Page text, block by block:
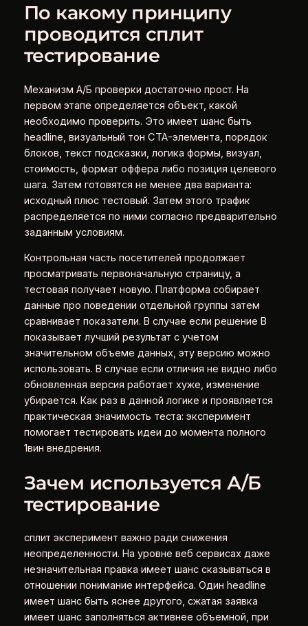
По какому принципу
проводится сплит
тестирование
Механизм А/Б проверки достаточно прост. На
первом этапе определяется объект, какой
необходимо проверить. Это имеет шанс быть
headline, визуальный тон CTA-элемента, порядок
блоков, текст подсказки, логика формы, визуал,
стоимость, формат оффера либо позиция целевого
шага. Затем готовятся не менее два варианта:
исходный плюс тестовый. Затем этого трафик
распределяется по ними согласно предварительно
заданным условиям.
Контрольная часть посетителей продолжает
просматривать первоначальную страницу, а
тестовая получает новую. Платформа собирает
данные про поведении отдельной группы затем
сравнивает показатели. В случае если решение B
показывает лучший результат с учетом
значительном объеме данных, эту версию можно
использовать. В случае если отличия не видно либо
обновленная версия работает хуже, изменение
убирается. Как раз в данной логике и проявляется
практическая значимость теста: эксперимент
помогает тестировать идеи до момента полного
1вин внедрения.
Зачем используется А/Б
тестирование
сплит эксперимент важно ради снижения
неопределенности. На уровне веб сервисах даже
незначительная правка имеет шанс сказываться в
отношении понимание интерфейса. Один headline
имеет шанс быть яснее другого, сжатая заявка
имеет шанс заполняться активнее объемной, при